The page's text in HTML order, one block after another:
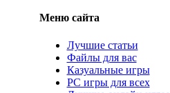
Меню сайта
Лучшие статьи
Файлы для вас
Казуальные игры
PC игры для всех